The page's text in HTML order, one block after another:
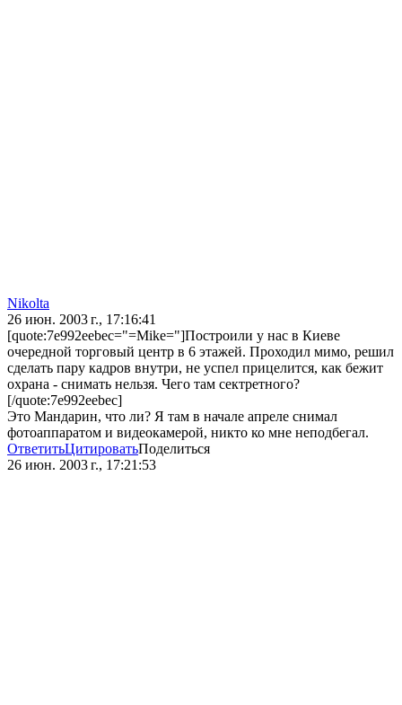
Nikolta
26 июн. 2003 г., 17:16:41
[quote:7e992eebec="=Mike="]Построили у нас в Киеве
очередной торговый центр в 6 этажей. Проходил мимо, решил
сделать пару кадров внутри, не успел прицелится, как бежит
охрана - снимать нельзя. Чего там сектретного?
[/quote:7e992eebec]
Это Мандарин, что ли? Я там в начале апреле снимал
фотоаппаратом и видеокамерой, никто ко мне неподбегал.
ОтветитьЦитироватьПоделиться
26 июн. 2003 г., 17:21:53